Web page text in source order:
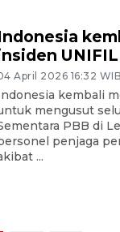
April 2026 16:32 WIB
kembali
mengusut
PBB di
penjaga
...
06